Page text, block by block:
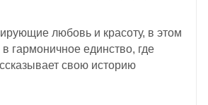
любовь и красоту, в этом
гармоничное единство, где
свою историю